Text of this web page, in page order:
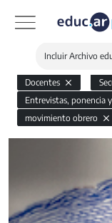
Incluir Archivo
Docentes
Entrevistas, ponencia
movimiento obrero